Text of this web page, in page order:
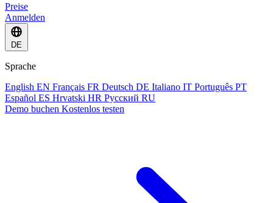
Preise
Anmelden
DE
Sprache
English EN Français FR Deutsch DE Italiano IT Português PT
Español ES Hrvatski HR Русский RU
Demo buchen Kostenlos testen